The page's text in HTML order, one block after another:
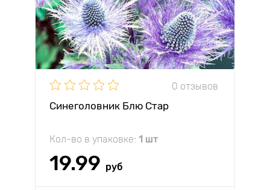
0 отзывов
Синеголовник Блю Стар
Кол-во в упаковке: 1 шт
19.99 руб